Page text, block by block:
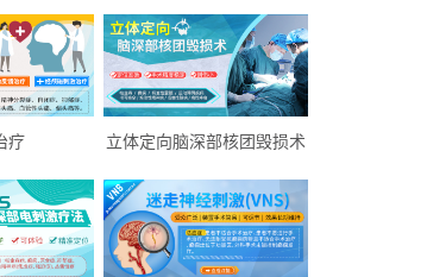
疗 立体定向脑深部核团毁损术